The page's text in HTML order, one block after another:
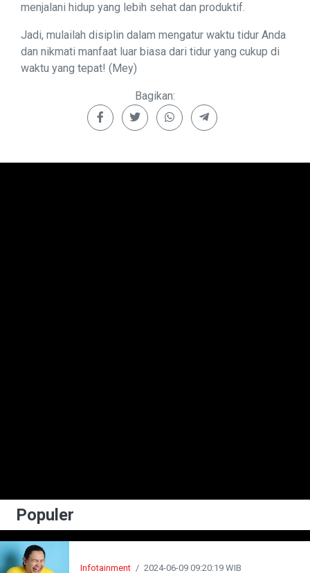
menjalani hidup yang lebih sehat dan produktif.
Jadi, mulailah disiplin dalam mengatur waktu tidur Anda
dan nikmati manfaat luar biasa dari tidur yang cukup di
waktu yang tepat! (Mey)
Bagikan:
Populer
Infotainment / 2024-06-09 09:20:19 WIB